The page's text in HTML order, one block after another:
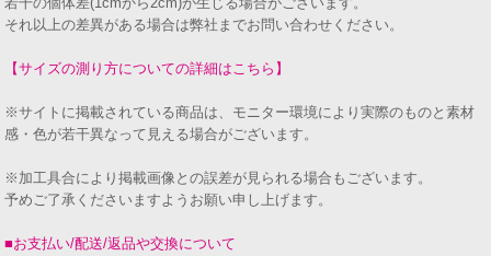
それ以上の差異がある場合は弊社までお問い合わせください。
【サイズの測り方についての詳細はこちら】
※サイトに掲載されている商品は、モニター環境により実際のものと素材
感・色が若干異なって見える場合がございます。
※加工具合により掲載画像との誤差が見られる場合もございます。
予めご了承くださいますようお願い申し上げます。
■お支払い/配送/返品や交換について